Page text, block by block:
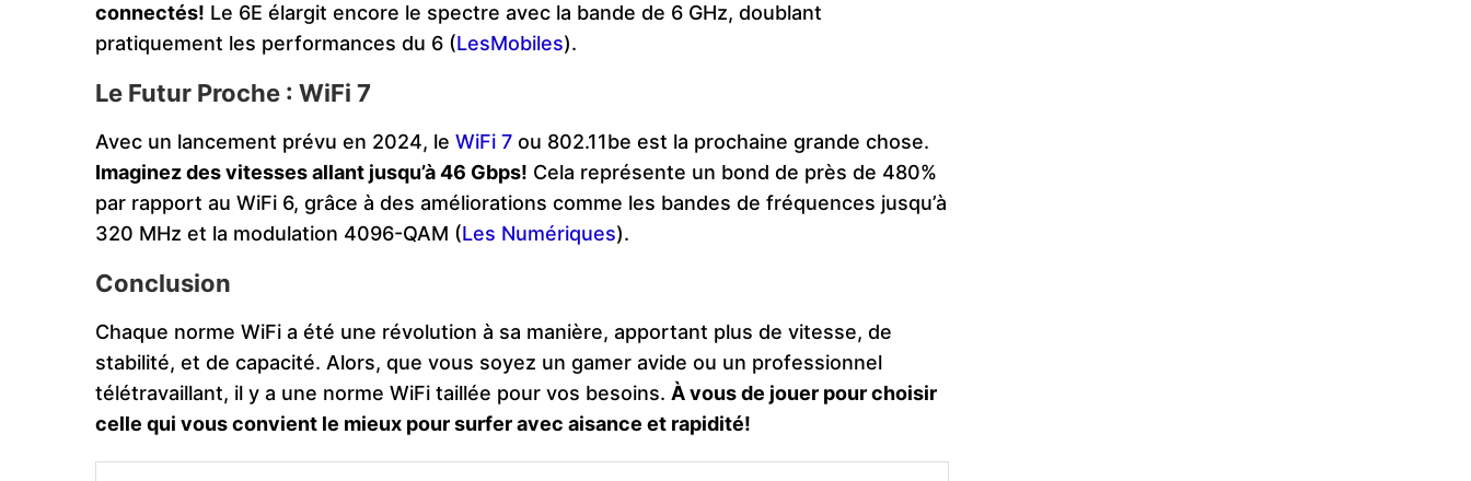
connectés! Le 6E élargit encore le spectre avec la bande de 6 GHz, doublant
pratiquement les performances du 6​ (LesMobiles)​.
Le Futur Proche : WiFi 7
Avec un lancement prévu en 2024, le WiFi 7 ou 802.11be est la prochaine grande chose.
Imaginez des vitesses allant jusqu’à 46 Gbps! Cela représente un bond de près de 480%
par rapport au WiFi 6, grâce à des améliorations comme les bandes de fréquences jusqu’à
320 MHz et la modulation 4096-QAM​ (Les Numériques)​.
Conclusion
Chaque norme WiFi a été une révolution à sa manière, apportant plus de vitesse, de
stabilité, et de capacité. Alors, que vous soyez un gamer avide ou un professionnel
télétravaillant, il y a une norme WiFi taillée pour vos besoins. À vous de jouer pour choisir
celle qui vous convient le mieux pour surfer avec aisance et rapidité!